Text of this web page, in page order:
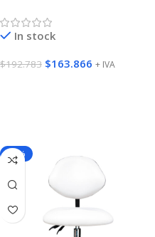
In stock
$192.783 $163.866 + IVA
-10%